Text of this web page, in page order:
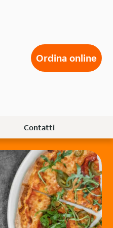
Ordina online
Contatti